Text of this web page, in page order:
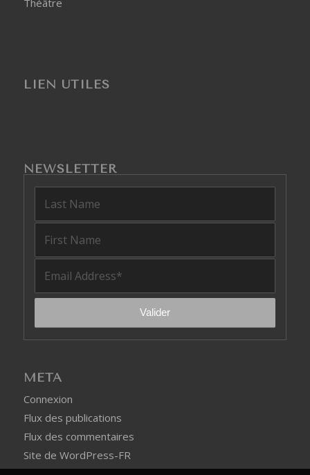
Théâtre
LIEN UTILES
NEWSLETTER
MÉTA
Connexion
Flux des publications
Flux des commentaires
Site de WordPress-FR